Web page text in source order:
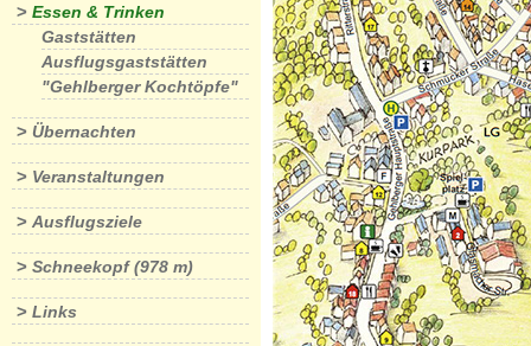
> Essen & Trinken
Gaststätten
Ausflugsgaststätten
"Gehlberger Kochtöpfe"
> Übernachten
> Veranstaltungen
> Ausflugsziele
> Schneekopf (978 m)
> Links